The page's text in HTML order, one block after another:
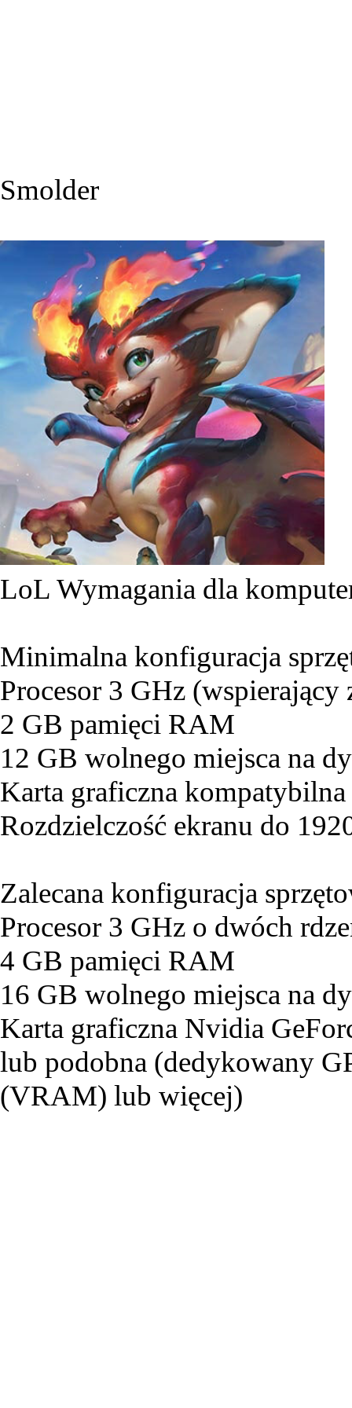
Smolder
LoL Wymagania dla
Minimalna konfiguracja
Procesor 3 GHz
2 GB pamięci RAM
12 GB wolnego miejsca na
Karta graficzna kompatybilna
Rozdzielczość ekranu do
Zalecana konfiguracja
Procesor 3 GHz o dwóch
4 GB pamięci RAM
16 GB wolnego miejsca na
Karta graficzna Nvidia
lub podobna (dedykowany
(VRAM) lub więcej)